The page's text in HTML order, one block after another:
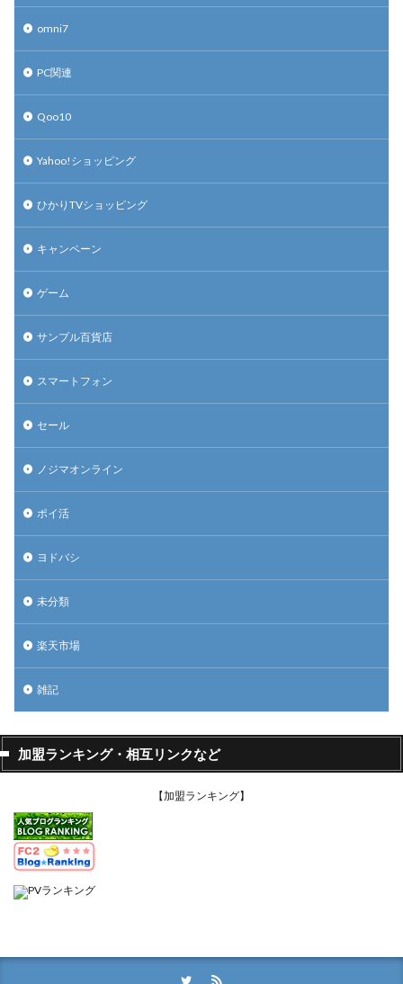
omni7
PC関連
Qoo10
Yahoo!ショッピング
ひかりTVショッピング
キャンペーン
ゲーム
サンプル百貨店
スマートフォン
セール
ノジマオンライン
ポイ活
ヨドバシ
未分類
楽天市場
雑記
加盟ランキング・相互リンクなど
【加盟ランキング】